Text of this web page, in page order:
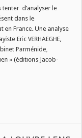
tenter d’analyser le
dans le
France. Une analyse
Eric VERHAEGHE,
Parménide,
» (éditions Jacob-